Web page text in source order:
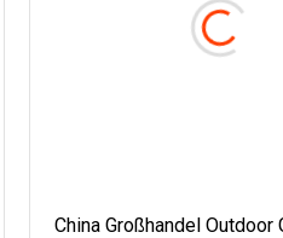
China Großhandel Outdoor